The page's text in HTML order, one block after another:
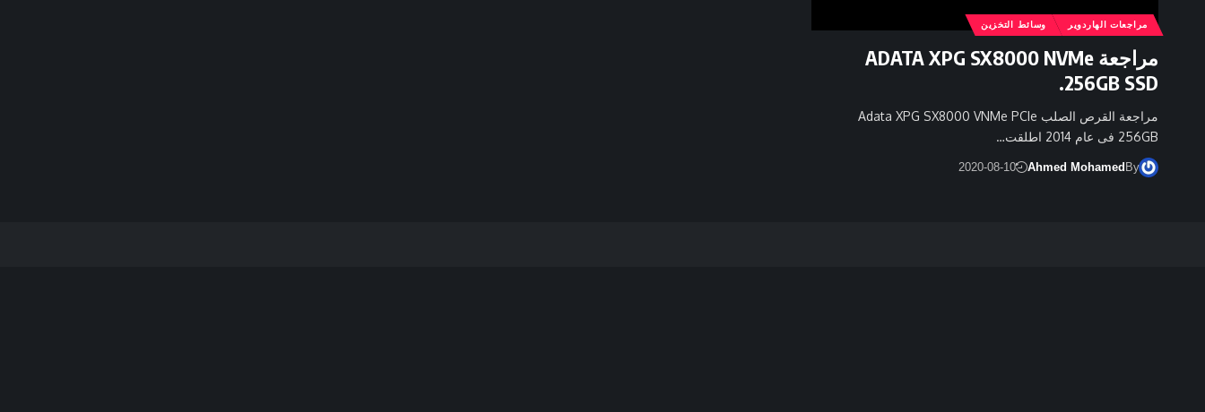
مراجعات الهاردوير وسائط التخزين
مراجعة ADATA XPG SX8000 NVMe
256GB SSD.
مراجعة القرص الصلب Adata XPG SX8000 VNMe PCIe
256GB فى عام 2014 اطلقت…
By
Ahmed Mohamed
2020-08-10